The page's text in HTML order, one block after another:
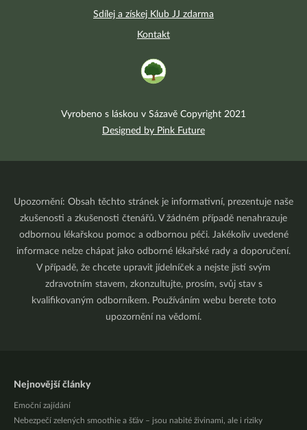
Sdílej a získej Klub JJ zdarma
Kontakt
Vyrobeno s láskou v Sázavě Copyright 2021
Designed by Pink Future
Upozornění: Obsah těchto stránek je informativní, prezentuje naše
zkušenosti a zkušenosti čtenářů. V žádném případě nenahrazuje
odbornou lékařskou pomoc a odbornou péči. Jakékoliv uvedené
informace nelze chápat jako odborné lékařské rady a doporučení.
V případě, že chcete upravit jídelníček a nejste jistí svým
zdravotním stavem, zkonzultujte, prosím, svůj stav s
kvalifikovaným odborníkem. Používáním webu berete toto
upozornění na vědomí.
Nejnovější články
Emoční zajídání
Nebezpečí zelených smoothie a šťáv – jsou nabité živinami, ale i riziky